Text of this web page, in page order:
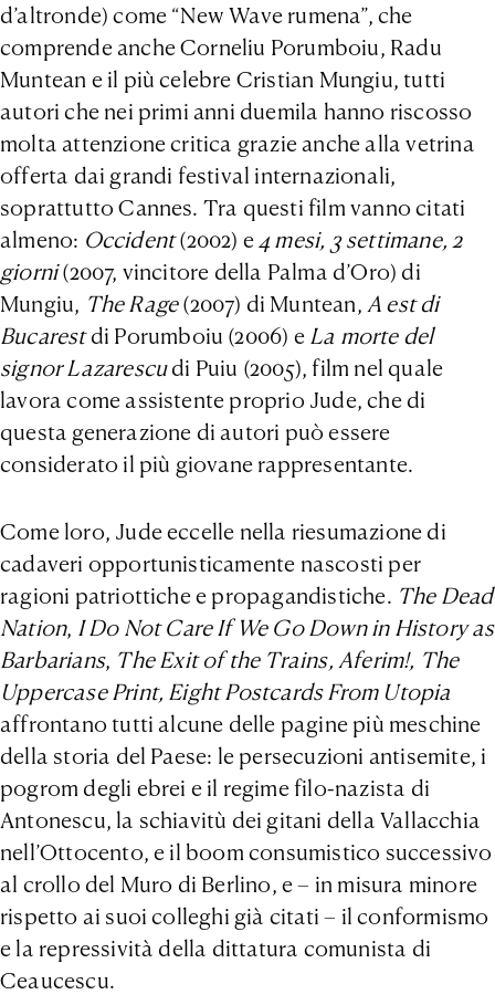
d’altronde) come “New Wave rumena”, che
comprende anche Corneliu Porumboiu, Radu
Muntean e il più celebre Cristian Mungiu, tutti
autori che nei primi anni duemila hanno riscosso
molta attenzione critica grazie anche alla vetrina
offerta dai grandi festival internazionali,
soprattutto Cannes. Tra questi film vanno citati
almeno: Occident(2002) e4 mesi, 3 settimane, 2
giorni(2007, vincitore della Palma d’Oro) di
Mungiu, The Rage(2007) di Muntean, A est di
Bucarestdi Porumboiu (2006) e La morte del
signor Lazarescudi Puiu (2005), film nel quale
lavora come assistente proprio Jude, che di
questa generazione di autori può essere
considerato il più giovane rappresentante.
Come loro, Jude eccelle nella riesumazione di
cadaveri opportunisticamente nascosti per
ragioni patriottiche e propagandistiche. The Dead
Nation, I Do Not Care If We Go Down in History as
Barbarians, The Exit of the Trains, Aferim!, The
Uppercase Print, Eight Postcards From Utopia
affrontano tutti alcune delle pagine più meschine
della storia del Paese: le persecuzioni antisemite, i
pogrom degli ebrei e il regime filo-nazista di
Antonescu, la schiavitù dei gitani della Vallacchia
nell’Ottocento, e il boom consumistico successivo
al crollo del Muro di Berlino, e – in misura minore
rispetto ai suoi colleghi già citati – il conformismo
e la repressività della dittatura comunista di
Ceaucescu.